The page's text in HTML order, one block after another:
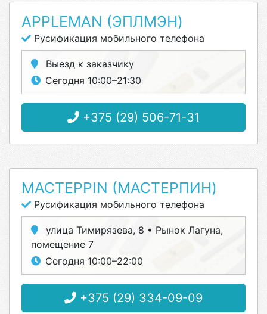
APPLEMAN (ЭПЛМЭН)
Русификация мобильного телефона
Выезд к заказчику
Сегодня 10:00–21:30
+375 (29) 506-71-31
МАСТЕРPIN (МАСТЕРПИН)
Русификация мобильного телефона
улица Тимирязева, 8 • Рынок Лагуна,
помещение 7
Сегодня 10:00–22:00
+375 (29) 334-09-09